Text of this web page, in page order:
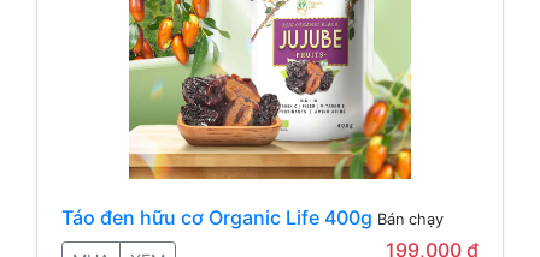
Táo đen hữu cơ Organic Life 400g Bán chạy
199,000 đ